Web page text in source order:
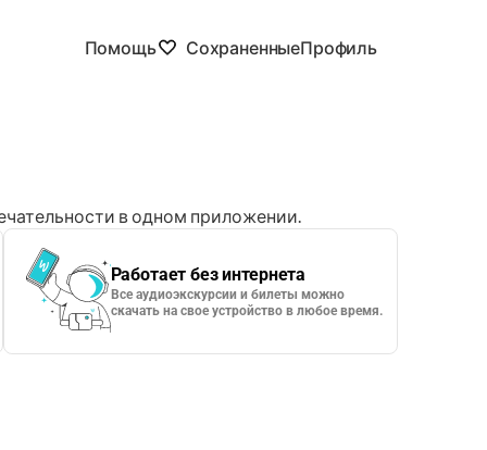
Помощь СохраненныеПрофиль
в одном приложении.
Работает без интернета
Все аудиоэкскурсии и билеты можно
скачать на свое устройство в любое время.